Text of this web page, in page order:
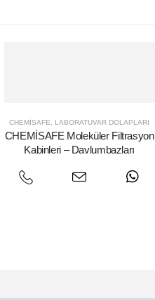
CHEMISAFE LABORATUVAR DOLAPLARI
CHEMİSAFE Moleküler Filtrasyon
Kabinleri – Davlumbazları